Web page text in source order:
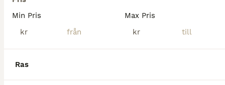
Min Pris
kr
Max Pris
kr
Ras